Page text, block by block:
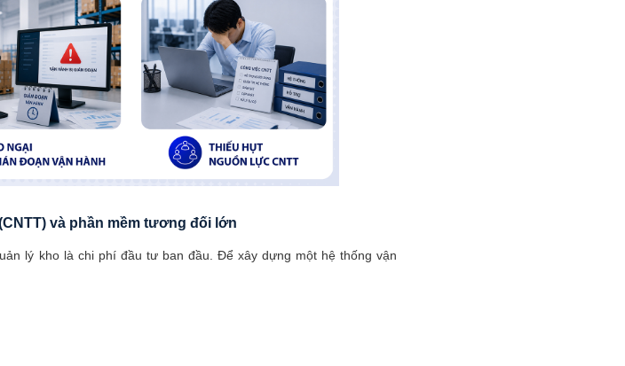
và phần mềm tương đối lớn
lý kho là chi phí đầu tư ban đầu. Để xây dựng một hệ thống vận